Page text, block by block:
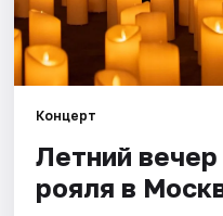
Концерт
Летний
рояля в